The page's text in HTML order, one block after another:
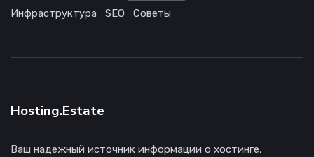
Инфраструктура
SEO Советы
Hosting.Estate
Ваш надежный источник информации о хостинге,